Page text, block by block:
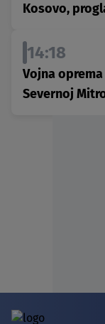
Kosovo,
14:18
Vojna
Severnoj